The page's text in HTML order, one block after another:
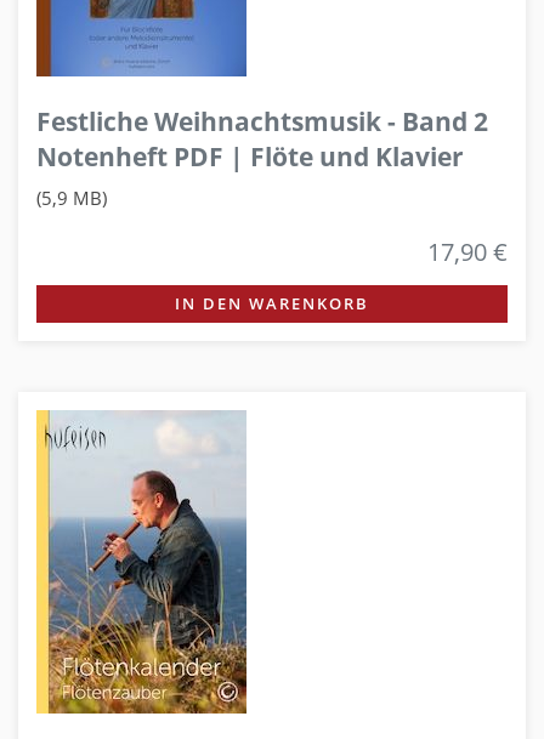
Festliche Weihnachtsmusik - Band 2
Notenheft PDF | Flöte und Klavier
(5,9 MB)
17,90 €
IN DEN WARENKORB